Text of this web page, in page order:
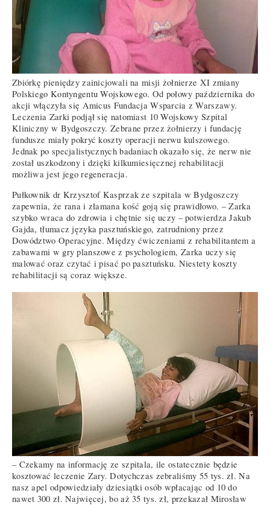
Zbiórkę pieniędzy zainicjowali na misji żołnierze XI zmiany
Polskiego Kontyngentu Wojskowego. Od połowy października do
akcji włączyła się Amicus Fundacja Wsparcia z Warszawy.
Leczenia Zarki podjął się natomiast 10 Wojskowy Szpital
Kliniczny w Bydgoszczy. Zebrane przez żołnierzy i fundację
fundusze miały pokryć koszty operacji nerwu kulszowego.
Jednak po specjalistycznych badaniach okazało się, że nerw nie
został uszkodzony i dzięki kilkumiesięcznej rehabilitacji
możliwa jest jego regeneracja.
Pułkownik dr Krzysztof Kasprzak ze szpitala w Bydgoszczy
zapewnia, że rana i złamana kość goją się prawidłowo. – Zarka
szybko wraca do zdrowia i chętnie się uczy – potwierdza Jakub
Gajda, tłumacz języka pasztuńskiego, zatrudniony przez
Dowództwo Operacyjne. Między ćwiczeniami z rehabilitantem a
zabawami w gry planszowe z psychologiem, Zarka uczy się
malować oraz czytać i pisać po pasztuńsku. Niestety koszty
rehabilitacji są coraz większe.
– Czekamy na informację ze szpitala, ile ostatecznie będzie
kosztować leczenie Zary. Dotychczas zebraliśmy 55 tys. zł. Na
nasz apel odpowiedziały dziesiątki osób wpłacając od 10 do
nawet 300 zł. Najwięcej, bo aż 35 tys. zł, przekazał Mirosław